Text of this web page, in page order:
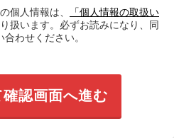
個人情報は、
「個人情報の取扱い
扱います。必ずお読みになり、同
わせください。
確認画面へ進む